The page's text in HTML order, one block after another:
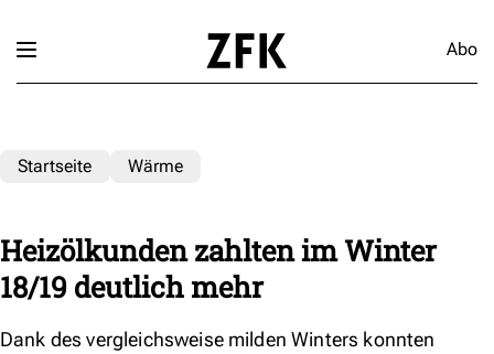
Abo
Startseite Wärme
Heizölkunden zahlten im Winter
18/19 deutlich mehr
Dank des vergleichsweise milden Winters konnten